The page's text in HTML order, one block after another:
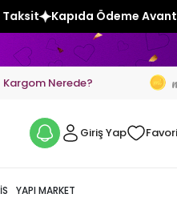
Avantajı Tüm Kartlara 12
Kargom Nerede?
Giriş Yap
YAPI MARKET